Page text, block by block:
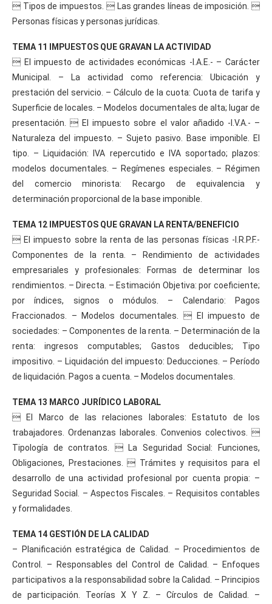
 Tipos de impuestos.  Las grandes líneas de imposición. 
Personas físicas y personas jurídicas.
TEMA 11 IMPUESTOS QUE GRAVAN LA ACTIVIDAD
 El impuesto de actividades económicas -I.A.E.- – Carácter
Municipal. – La actividad como referencia: Ubicación y
prestación del servicio. – Cálculo de la cuota: Cuota de tarifa y
Superficie de locales. – Modelos documentales de alta; lugar de
presentación.  El impuesto sobre el valor añadido -I.V.A.- –
Naturaleza del impuesto. – Sujeto pasivo. Base imponible. El
tipo. – Liquidación: IVA repercutido e IVA soportado; plazos:
modelos documentales. – Regímenes especiales. – Régimen
del comercio minorista: Recargo de equivalencia y
determinación proporcional de la base imponible.
TEMA 12 IMPUESTOS QUE GRAVAN LA RENTA/BENEFICIO
 El impuesto sobre la renta de las personas físicas -I.R.P.F.-
Componentes de la renta. – Rendimiento de actividades
empresariales y profesionales: Formas de determinar los
rendimientos. – Directa. – Estimación Objetiva: por coeficiente;
por índices, signos o módulos. – Calendario: Pagos
Fraccionados. – Modelos documentales.  El impuesto de
sociedades: – Componentes de la renta. – Determinación de la
renta: ingresos computables; Gastos deducibles; Tipo
impositivo. – Liquidación del impuesto: Deducciones. – Período
de liquidación. Pagos a cuenta. – Modelos documentales.
TEMA 13 MARCO JURÍDICO LABORAL
 El Marco de las relaciones laborales: Estatuto de los
trabajadores. Ordenanzas laborales. Convenios colectivos. 
Tipología de contratos.  La Seguridad Social: Funciones,
Obligaciones, Prestaciones.  Trámites y requisitos para el
desarrollo de una actividad profesional por cuenta propia: –
Seguridad Social. – Aspectos Fiscales. – Requisitos contables
y formalidades.
TEMA 14 GESTIÓN DE LA CALIDAD
– Planificación estratégica de Calidad. – Procedimientos de
Control. – Responsables del Control de Calidad. – Enfoques
participativos a la responsabilidad sobre la Calidad. – Principios
de participación. Teorías X Y Z. – Círculos de Calidad. –